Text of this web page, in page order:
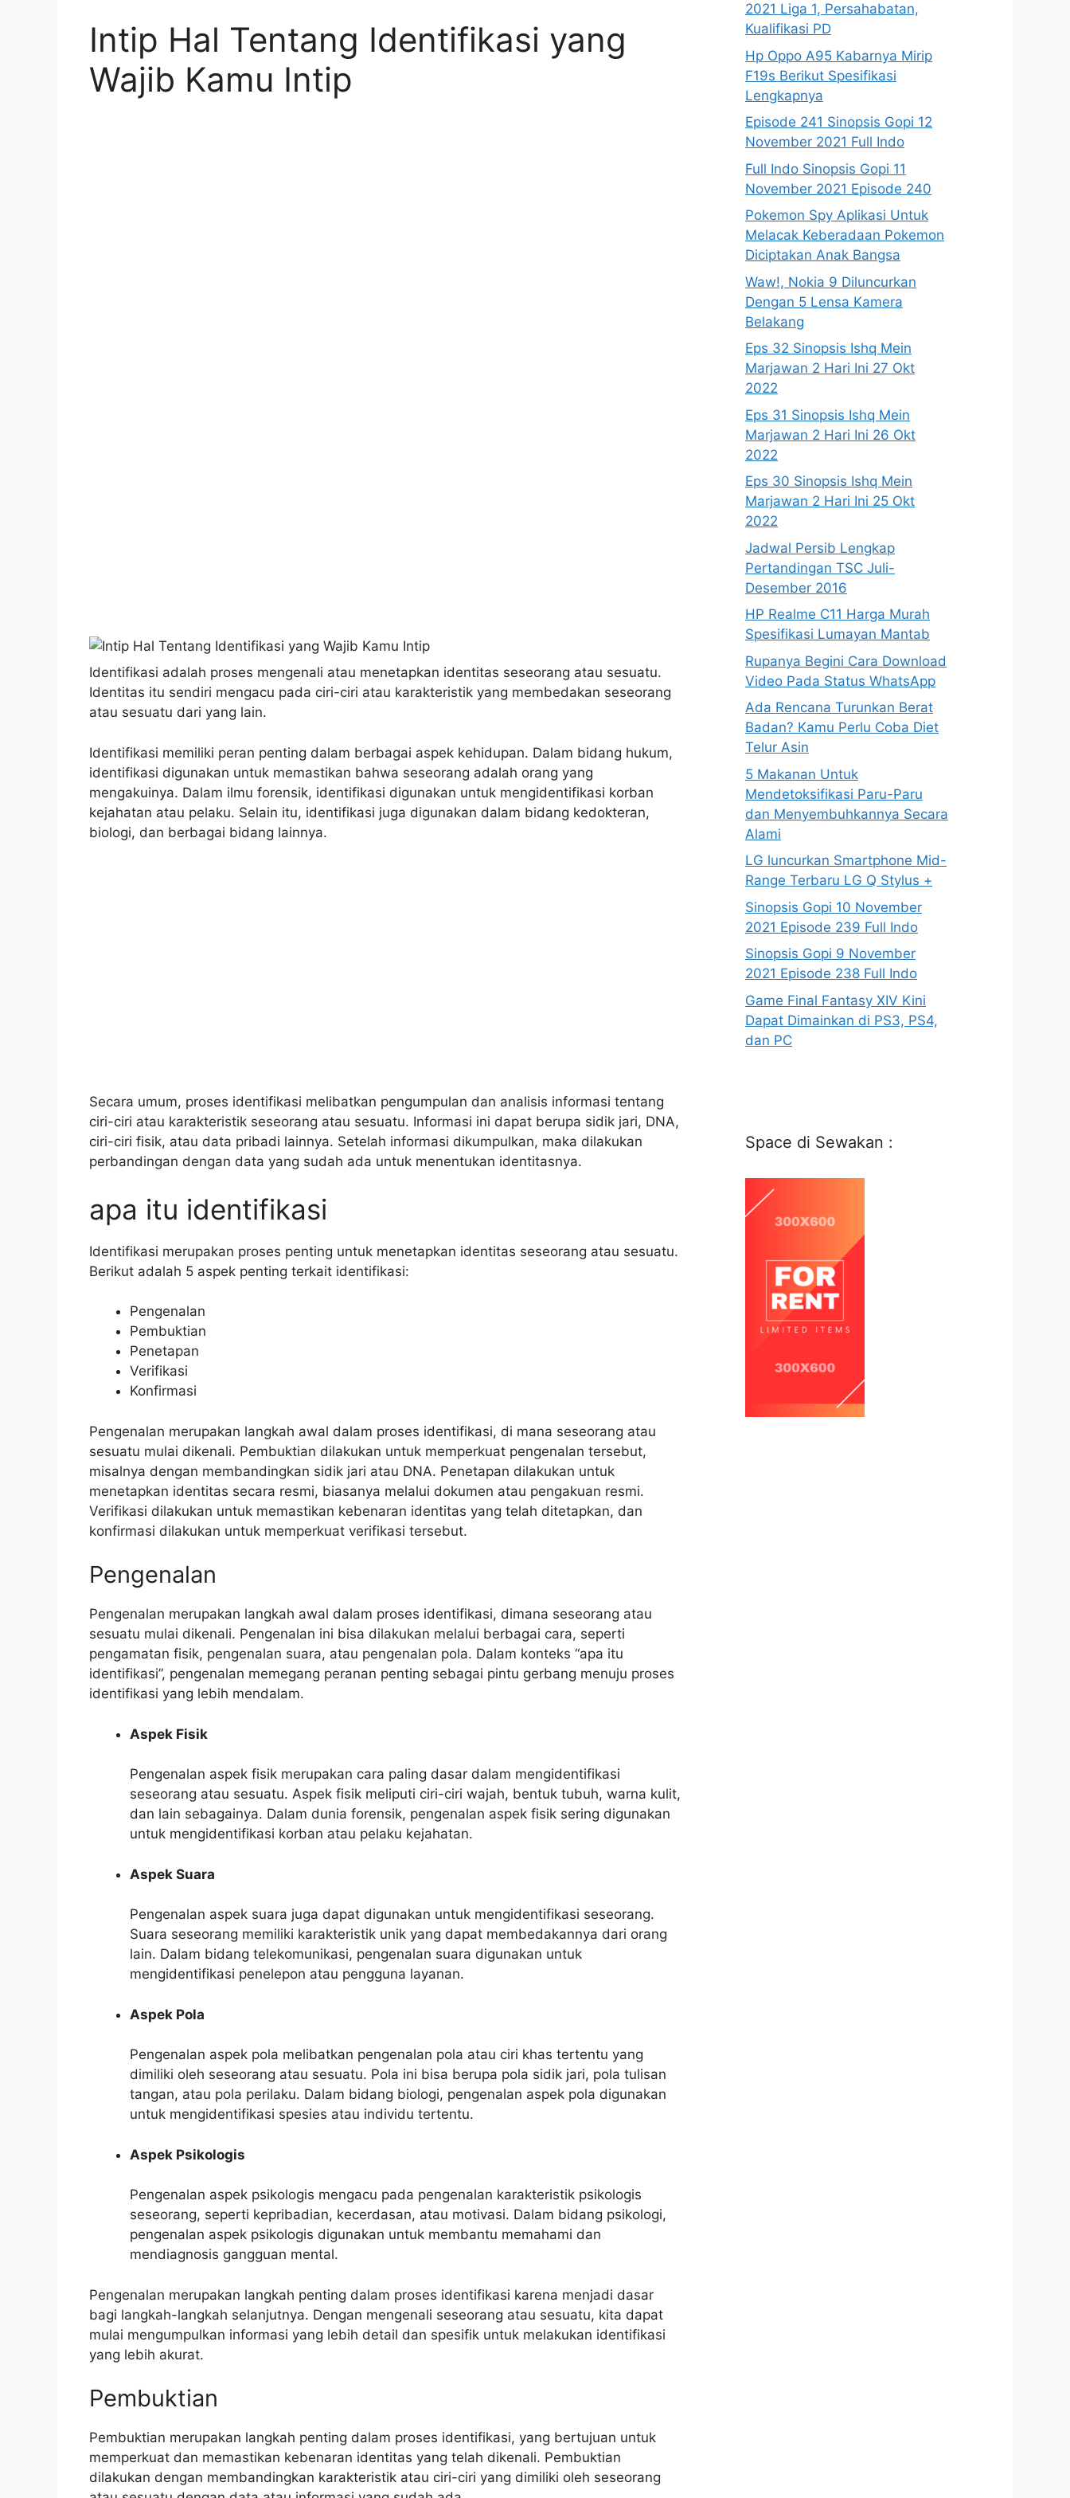
Intip Hal Tentang Identifikasi yang
Wajib Kamu Intip
Identifikasi adalah proses mengenali atau menetapkan identitas seseorang atau sesuatu.
Identitas itu sendiri mengacu pada ciri-ciri atau karakteristik yang membedakan seseorang
atau sesuatu dari yang lain.
Identifikasi memiliki peran penting dalam berbagai aspek kehidupan. Dalam bidang hukum,
identifikasi digunakan untuk memastikan bahwa seseorang adalah orang yang
mengakuinya. Dalam ilmu forensik, identifikasi digunakan untuk mengidentifikasi korban
kejahatan atau pelaku. Selain itu, identifikasi juga digunakan dalam bidang kedokteran,
biologi, dan berbagai bidang lainnya.
Secara umum, proses identifikasi melibatkan pengumpulan dan analisis informasi tentang
ciri-ciri atau karakteristik seseorang atau sesuatu. Informasi ini dapat berupa sidik jari, DNA,
ciri-ciri fisik, atau data pribadi lainnya. Setelah informasi dikumpulkan, maka dilakukan
perbandingan dengan data yang sudah ada untuk menentukan identitasnya.
apa itu identifikasi
Identifikasi merupakan proses penting untuk menetapkan identitas seseorang atau sesuatu.
Berikut adalah 5 aspek penting terkait identifikasi:
Pengenalan
Pembuktian
Penetapan
Verifikasi
Konfirmasi
Pengenalan merupakan langkah awal dalam proses identifikasi, di mana seseorang atau
sesuatu mulai dikenali. Pembuktian dilakukan untuk memperkuat pengenalan tersebut,
misalnya dengan membandingkan sidik jari atau DNA. Penetapan dilakukan untuk
menetapkan identitas secara resmi, biasanya melalui dokumen atau pengakuan resmi.
Verifikasi dilakukan untuk memastikan kebenaran identitas yang telah ditetapkan, dan
konfirmasi dilakukan untuk memperkuat verifikasi tersebut.
Pengenalan
Pengenalan merupakan langkah awal dalam proses identifikasi, dimana seseorang atau
sesuatu mulai dikenali. Pengenalan ini bisa dilakukan melalui berbagai cara, seperti
pengamatan fisik, pengenalan suara, atau pengenalan pola. Dalam konteks “apa itu
identifikasi”, pengenalan memegang peranan penting sebagai pintu gerbang menuju proses
identifikasi yang lebih mendalam.
Aspek Fisik
Pengenalan aspek fisik merupakan cara paling dasar dalam mengidentifikasi
seseorang atau sesuatu. Aspek fisik meliputi ciri-ciri wajah, bentuk tubuh, warna kulit,
dan lain sebagainya. Dalam dunia forensik, pengenalan aspek fisik sering digunakan
untuk mengidentifikasi korban atau pelaku kejahatan.
Aspek Suara
Pengenalan aspek suara juga dapat digunakan untuk mengidentifikasi seseorang.
Suara seseorang memiliki karakteristik unik yang dapat membedakannya dari orang
lain. Dalam bidang telekomunikasi, pengenalan suara digunakan untuk
mengidentifikasi penelepon atau pengguna layanan.
Aspek Pola
Pengenalan aspek pola melibatkan pengenalan pola atau ciri khas tertentu yang
dimiliki oleh seseorang atau sesuatu. Pola ini bisa berupa pola sidik jari, pola tulisan
tangan, atau pola perilaku. Dalam bidang biologi, pengenalan aspek pola digunakan
untuk mengidentifikasi spesies atau individu tertentu.
Aspek Psikologis
Pengenalan aspek psikologis mengacu pada pengenalan karakteristik psikologis
seseorang, seperti kepribadian, kecerdasan, atau motivasi. Dalam bidang psikologi,
pengenalan aspek psikologis digunakan untuk membantu memahami dan
mendiagnosis gangguan mental.
Pengenalan merupakan langkah penting dalam proses identifikasi karena menjadi dasar
bagi langkah-langkah selanjutnya. Dengan mengenali seseorang atau sesuatu, kita dapat
mulai mengumpulkan informasi yang lebih detail dan spesifik untuk melakukan identifikasi
yang lebih akurat.
Pembuktian
Pembuktian merupakan langkah penting dalam proses identifikasi, yang bertujuan untuk
memperkuat dan memastikan kebenaran identitas yang telah dikenali. Pembuktian
dilakukan dengan membandingkan karakteristik atau ciri-ciri yang dimiliki oleh seseorang
2021 Liga 1, Persahabatan,
Kualifikasi PD
Hp Oppo A95 Kabarnya Mirip
F19s Berikut Spesifikasi
Lengkapnya
Episode 241 Sinopsis Gopi 12
November 2021 Full Indo
Full Indo Sinopsis Gopi 11
November 2021 Episode 240
Pokemon Spy Aplikasi Untuk
Melacak Keberadaan Pokemon
Diciptakan Anak Bangsa
Waw!, Nokia 9 Diluncurkan
Dengan 5 Lensa Kamera
Belakang
Eps 32 Sinopsis Ishq Mein
Marjawan 2 Hari Ini 27 Okt
2022
Eps 31 Sinopsis Ishq Mein
Marjawan 2 Hari Ini 26 Okt
2022
Eps 30 Sinopsis Ishq Mein
Marjawan 2 Hari Ini 25 Okt
2022
Jadwal Persib Lengkap
Pertandingan TSC Juli-
Desember 2016
HP Realme C11 Harga Murah
Spesifikasi Lumayan Mantab
Rupanya Begini Cara Download
Video Pada Status WhatsApp
Ada Rencana Turunkan Berat
Badan? Kamu Perlu Coba Diet
Telur Asin
5 Makanan Untuk
Mendetoksifikasi Paru-Paru
dan Menyembuhkannya Secara
Alami
LG luncurkan Smartphone Mid-
Range Terbaru LG Q Stylus +
Sinopsis Gopi 10 November
2021 Episode 239 Full Indo
Sinopsis Gopi 9 November
2021 Episode 238 Full Indo
Game Final Fantasy XIV Kini
Dapat Dimainkan di PS3, PS4,
dan PC
Space di Sewakan :